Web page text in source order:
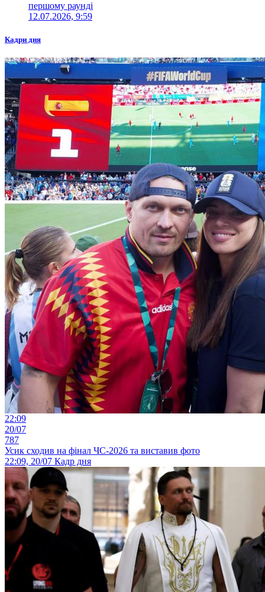
першому раунді
12.07.2026, 9:59
Кадри дня
22:09
20/07
787
Усик сходив на фінал ЧС-2026 та виставив фото
22:09, 20/07 Кадр дня